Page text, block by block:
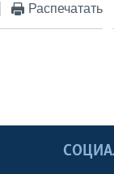
Распечатать